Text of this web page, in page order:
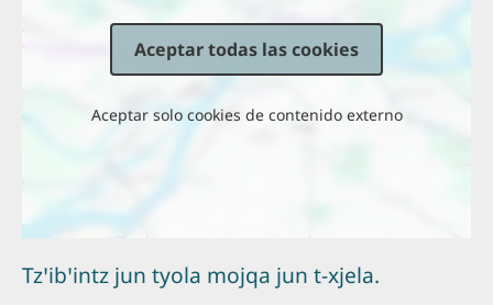
Aceptar todas las cookies
Aceptar solo cookies de contenido externo
Tzꞌibꞌintz jun tyola mojqa jun t-xjela.